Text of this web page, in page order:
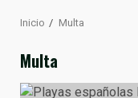
Inicio Multa
Multa